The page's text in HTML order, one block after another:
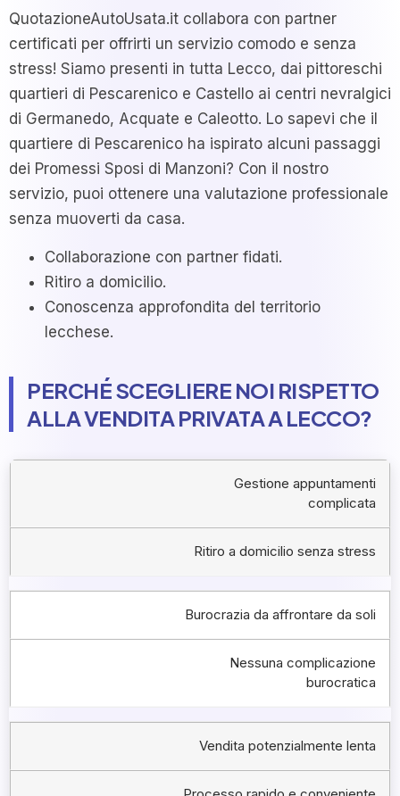
QuotazioneAutoUsata.it collabora con partner
certificati per offrirti un servizio comodo e senza
stress! Siamo presenti in tutta Lecco, dai pittoreschi
quartieri di Pescarenico e Castello ai centri nevralgici
di Germanedo, Acquate e Caleotto. Lo sapevi che il
quartiere di Pescarenico ha ispirato alcuni passaggi
dei Promessi Sposi di Manzoni? Con il nostro
servizio, puoi ottenere una valutazione professionale
senza muoverti da casa.
Collaborazione con partner fidati.
Ritiro a domicilio.
Conoscenza approfondita del territorio
lecchese.
PERCHÉ SCEGLIERE NOI RISPETTO
ALLA VENDITA PRIVATA A LECCO?
Gestione appuntamenti
complicata
Ritiro a domicilio senza stress
Burocrazia da affrontare da soli
Nessuna complicazione
burocratica
Vendita potenzialmente lenta